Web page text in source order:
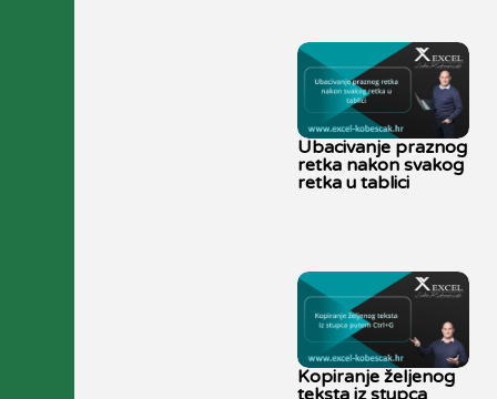
Ubacivanje praznog
retka nakon svakog
retka u tablici
Kopiranje željenog